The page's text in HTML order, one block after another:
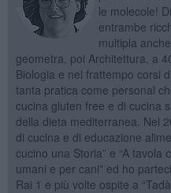
le molecole!
entrambe
multipla
geometra, poi Architettura, a
Biologia e nel frattempo corsi
tanta pratica come personal
cucina gluten free e di cucina
della dieta mediterranea. Nel
di cucina e di educazione
cucino una Storia” e “A
umani e per cani” ed ho
Rai 1 e più volte ospite a